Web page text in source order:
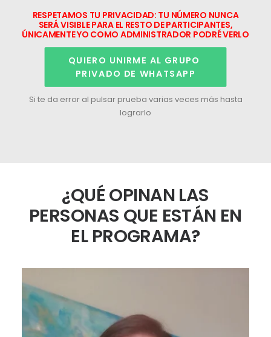
RESPETAMOS TU PRIVACIDAD: TU NÚMERO NUNCA
SERÁ VISIBLE PARA EL RESTO DE PARTICIPANTES,
ÚNICAMENTE YO COMO ADMINISTRADOR PODRÉ VERLO
QUIERO UNIRME AL GRUPO
PRIVADO DE WHATSAPP
Si te da error al pulsar prueba varias veces más hasta
lograrlo
¿QUÉ OPINAN LAS
PERSONAS QUE ESTÁN EN
EL PROGRAMA?